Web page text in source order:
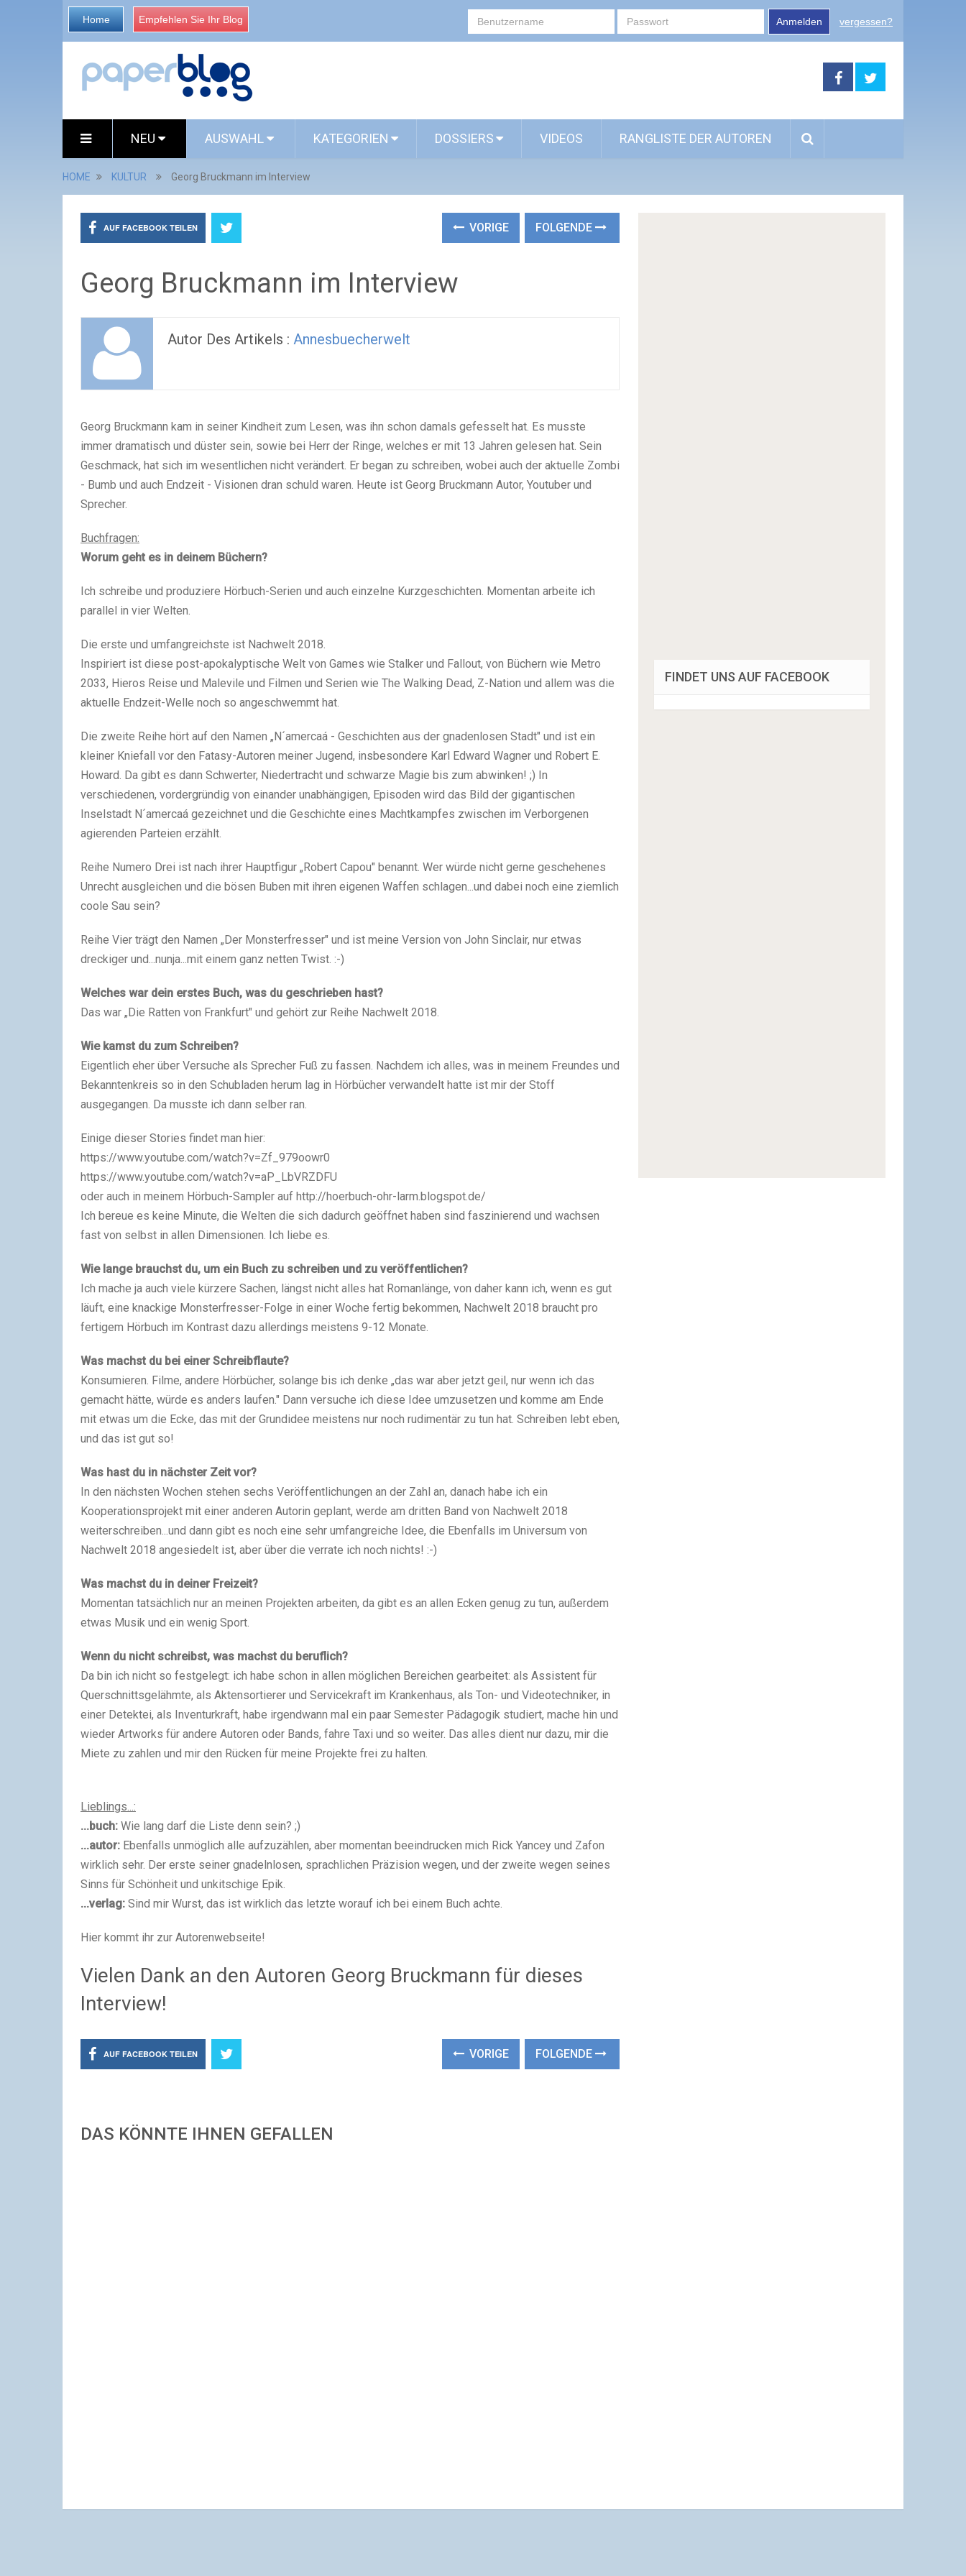
Home Empfehlen Sie Ihr Blog Anmelden vergessen?
NEU AUSWAHL KATEGORIEN DOSSIERS VIDEOS RANGLISTE DER AUTOREN
HOME KULTUR Georg Bruckmann im Interview
AUF FACEBOOK TEILEN VORIGE FOLGENDE
Georg Bruckmann im Interview
Autor Des Artikels : Annesbuecherwelt
Georg Bruckmann kam in seiner Kindheit zum Lesen, was ihn schon damals gefesselt hat. Es musste
immer dramatisch und düster sein, sowie bei Herr der Ringe, welches er mit 13 Jahren gelesen hat. Sein
Geschmack, hat sich im wesentlichen nicht verändert. Er began zu schreiben, wobei auch der aktuelle Zombi
- Bumb und auch Endzeit - Visionen dran schuld waren. Heute ist Georg Bruckmann Autor, Youtuber und
Sprecher.
Buchfragen:
Worum geht es in deinem Büchern?
Ich schreibe und produziere Hörbuch-Serien und auch einzelne Kurzgeschichten. Momentan arbeite ich
parallel in vier Welten.
Die erste und umfangreichste ist Nachwelt 2018.
Inspiriert ist diese post-apokalyptische Welt von Games wie Stalker und Fallout, von Büchern wie Metro
2033, Hieros Reise und Malevile und Filmen und Serien wie The Walking Dead, Z-Nation und allem was die
aktuelle Endzeit-Welle noch so angeschwemmt hat.
Die zweite Reihe hört auf den Namen „N´amercaá - Geschichten aus der gnadenlosen Stadt" und ist ein
kleiner Kniefall vor den Fatasy-Autoren meiner Jugend, insbesondere Karl Edward Wagner und Robert E.
Howard. Da gibt es dann Schwerter, Niedertracht und schwarze Magie bis zum abwinken! ;) In
verschiedenen, vordergründig von einander unabhängigen, Episoden wird das Bild der gigantischen
Inselstadt N´amercaá gezeichnet und die Geschichte eines Machtkampfes zwischen im Verborgenen
agierenden Parteien erzählt.
Reihe Numero Drei ist nach ihrer Hauptfigur „Robert Capou" benannt. Wer würde nicht gerne geschehenes
Unrecht ausgleichen und die bösen Buben mit ihren eigenen Waffen schlagen...und dabei noch eine ziemlich
coole Sau sein?
Reihe Vier trägt den Namen „Der Monsterfresser" und ist meine Version von John Sinclair, nur etwas
dreckiger und...nunja...mit einem ganz netten Twist. :-)
Welches war dein erstes Buch, was du geschrieben hast?
Das war „Die Ratten von Frankfurt" und gehört zur Reihe Nachwelt 2018.
Wie kamst du zum Schreiben?
Eigentlich eher über Versuche als Sprecher Fuß zu fassen. Nachdem ich alles, was in meinem Freundes und
Bekanntenkreis so in den Schubladen herum lag in Hörbücher verwandelt hatte ist mir der Stoff
ausgegangen. Da musste ich dann selber ran.
Einige dieser Stories findet man hier:
https://www.youtube.com/watch?v=Zf_979oowr0
https://www.youtube.com/watch?v=aP_LbVRZDFU
oder auch in meinem Hörbuch-Sampler auf http://hoerbuch-ohr-larm.blogspot.de/
Ich bereue es keine Minute, die Welten die sich dadurch geöffnet haben sind faszinierend und wachsen
fast von selbst in allen Dimensionen. Ich liebe es.
Wie lange brauchst du, um ein Buch zu schreiben und zu veröffentlichen?
Ich mache ja auch viele kürzere Sachen, längst nicht alles hat Romanlänge, von daher kann ich, wenn es gut
läuft, eine knackige Monsterfresser-Folge in einer Woche fertig bekommen, Nachwelt 2018 braucht pro
fertigem Hörbuch im Kontrast dazu allerdings meistens 9-12 Monate.
Was machst du bei einer Schreibflaute?
Konsumieren. Filme, andere Hörbücher, solange bis ich denke „das war aber jetzt geil, nur wenn ich das
gemacht hätte, würde es anders laufen." Dann versuche ich diese Idee umzusetzen und komme am Ende
mit etwas um die Ecke, das mit der Grundidee meistens nur noch rudimentär zu tun hat. Schreiben lebt eben,
und das ist gut so!
Was hast du in nächster Zeit vor?
In den nächsten Wochen stehen sechs Veröffentlichungen an der Zahl an, danach habe ich ein
Kooperationsprojekt mit einer anderen Autorin geplant, werde am dritten Band von Nachwelt 2018
weiterschreiben...und dann gibt es noch eine sehr umfangreiche Idee, die Ebenfalls im Universum von
Nachwelt 2018 angesiedelt ist, aber über die verrate ich noch nichts! :-)
Was machst du in deiner Freizeit?
Momentan tatsächlich nur an meinen Projekten arbeiten, da gibt es an allen Ecken genug zu tun, außerdem
etwas Musik und ein wenig Sport.
Wenn du nicht schreibst, was machst du beruflich?
Da bin ich nicht so festgelegt: ich habe schon in allen möglichen Bereichen gearbeitet: als Assistent für
Querschnittsgelähmte, als Aktensortierer und Servicekraft im Krankenhaus, als Ton- und Videotechniker, in
einer Detektei, als Inventurkraft, habe irgendwann mal ein paar Semester Pädagogik studiert, mache hin und
wieder Artworks für andere Autoren oder Bands, fahre Taxi und so weiter. Das alles dient nur dazu, mir die
Miete zu zahlen und mir den Rücken für meine Projekte frei zu halten.
Lieblings...:
...buch: Wie lang darf die Liste denn sein? ;)
...autor: Ebenfalls unmöglich alle aufzuzählen, aber momentan beeindrucken mich Rick Yancey und Zafon
wirklich sehr. Der erste seiner gnadelnlosen, sprachlichen Präzision wegen, und der zweite wegen seines
Sinns für Schönheit und unkitschige Epik.
...verlag: Sind mir Wurst, das ist wirklich das letzte worauf ich bei einem Buch achte.
Hier kommt ihr zur Autorenwebseite!
Vielen Dank an den Autoren Georg Bruckmann für dieses
Interview!
AUF FACEBOOK TEILEN VORIGE FOLGENDE
DAS KÖNNTE IHNEN GEFALLEN
FINDET UNS AUF FACEBOOK